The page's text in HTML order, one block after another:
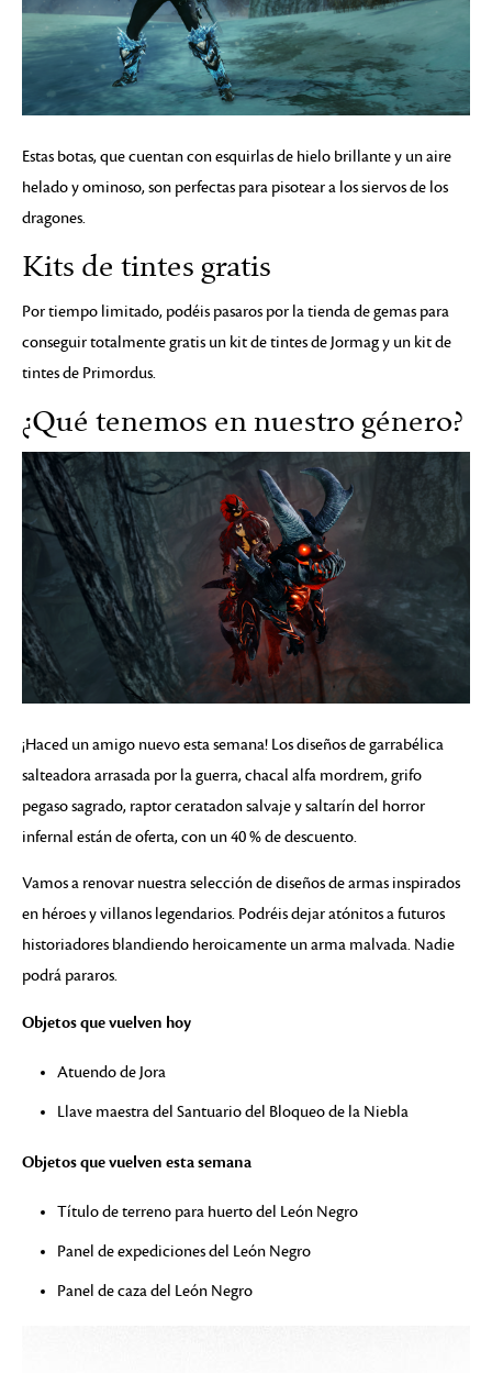
Estas botas, que cuentan con esquirlas de hielo brillante y un aire
helado y ominoso, son perfectas para pisotear a los siervos de los
dragones.
Kits de tintes gratis
Por tiempo limitado, podéis pasaros por la tienda de gemas para
conseguir totalmente gratis un kit de tintes de Jormag y un kit de
tintes de Primordus.
¿Qué tenemos en nuestro género?
¡Haced un amigo nuevo esta semana! Los diseños de garrabélica
salteadora arrasada por la guerra, chacal alfa mordrem, grifo
pegaso sagrado, raptor ceratadon salvaje y saltarín del horror
infernal están de oferta, con un 40 % de descuento.
Vamos a renovar nuestra selección de diseños de armas inspirados
en héroes y villanos legendarios. Podréis dejar atónitos a futuros
historiadores blandiendo heroicamente un arma malvada. Nadie
podrá pararos.
Objetos que vuelven hoy
Atuendo de Jora
Llave maestra del Santuario del Bloqueo de la Niebla
Objetos que vuelven esta semana
Título de terreno para huerto del León Negro
Panel de expediciones del León Negro
Panel de caza del León Negro